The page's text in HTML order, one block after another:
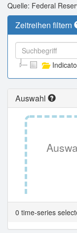
Quelle: Federal
Zeitreihen filtern
Auswahl
0 time-series